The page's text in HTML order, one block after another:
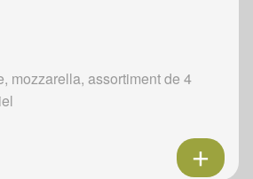
mozzarella, assortiment de 4